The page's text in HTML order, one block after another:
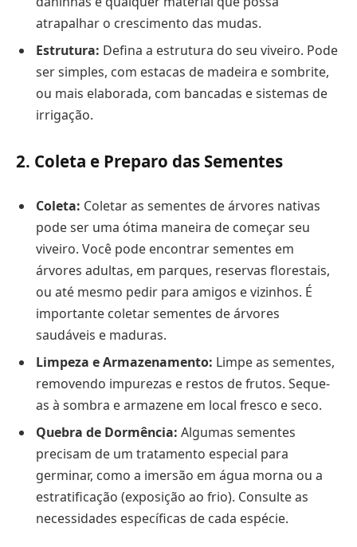
atrapalhar o crescimento das mudas.
Estrutura: Defina a estrutura do seu viveiro. Pode
ser simples, com estacas de madeira e sombrite,
ou mais elaborada, com bancadas e sistemas de
irrigação.
2. Coleta e Preparo das Sementes
Coleta: Coletar as sementes de árvores nativas
pode ser uma ótima maneira de começar seu
viveiro. Você pode encontrar sementes em
árvores adultas, em parques, reservas florestais,
ou até mesmo pedir para amigos e vizinhos. É
importante coletar sementes de árvores
saudáveis e maduras.
Limpeza e Armazenamento: Limpe as sementes,
removendo impurezas e restos de frutos. Seque-
as à sombra e armazene em local fresco e seco.
Quebra de Dormência: Algumas sementes
precisam de um tratamento especial para
germinar, como a imersão em água morna ou a
estratificação (exposição ao frio). Consulte as
necessidades específicas de cada espécie.